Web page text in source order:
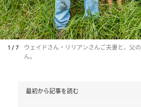
1 / 7
ウェイドさん・リリアンさんご夫妻と、父
ん。
最初から記事を読む